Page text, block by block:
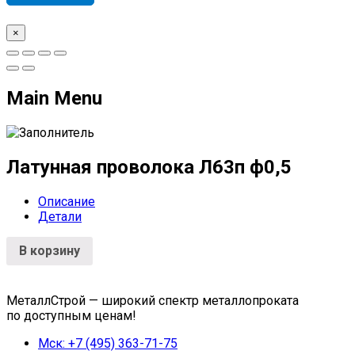
×
Main Menu
Латунная проволока Л63п ф0,5
Описание
Детали
В корзину
МеталлСтрой — широкий спектр металлопроката
по доступным ценам!
Мск: +7 (495) 363-71-75